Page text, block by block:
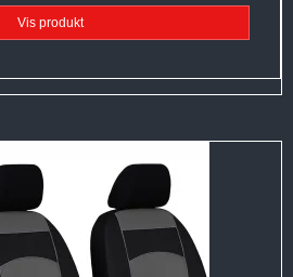
Vis produkt